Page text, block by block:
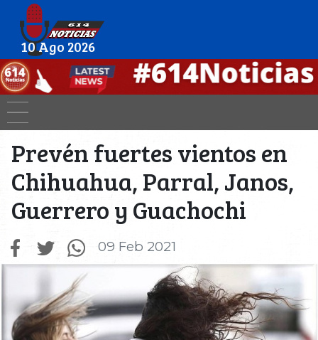
10 Ago 2026
Prevén fuertes vientos en
Chihuahua, Parral, Janos,
Guerrero y Guachochi
09 Feb 2021